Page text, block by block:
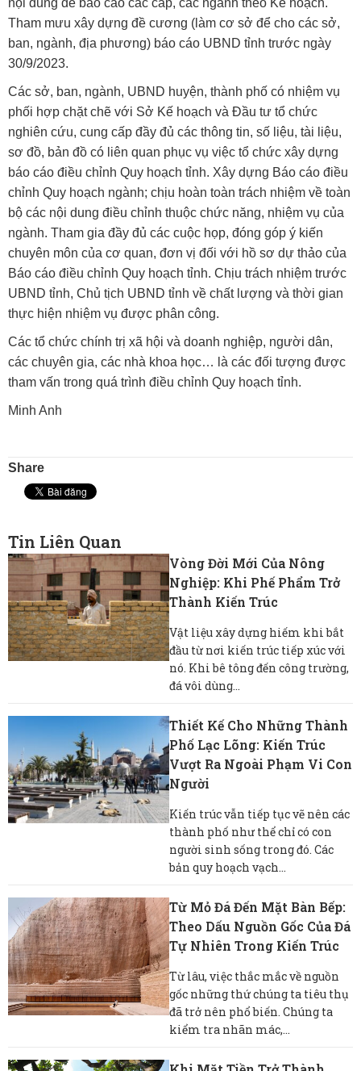
nội dung để báo cáo các cấp, các ngành theo Kế hoạch.
Tham mưu xây dựng đề cương (làm cơ sở để cho các sở,
ban, ngành, địa phương) báo cáo UBND tỉnh trước ngày
30/9/2023.
Các sở, ban, ngành, UBND huyện, thành phố có nhiệm vụ
phối hợp chặt chẽ với Sở Kế hoạch và Đầu tư tổ chức
nghiên cứu, cung cấp đầy đủ các thông tin, số liệu, tài liệu,
sơ đồ, bản đồ có liên quan phục vụ việc tổ chức xây dựng
báo cáo điều chỉnh Quy hoạch tỉnh. Xây dựng Báo cáo điều
chỉnh Quy hoạch ngành; chịu hoàn toàn trách nhiệm về toàn
bộ các nội dung điều chỉnh thuộc chức năng, nhiệm vụ của
ngành. Tham gia đầy đủ các cuộc họp, đóng góp ý kiến
chuyên môn của cơ quan, đơn vị đối với hồ sơ dự thảo của
Báo cáo điều chỉnh Quy hoạch tỉnh. Chịu trách nhiệm trước
UBND tỉnh, Chủ tịch UBND tỉnh về chất lượng và thời gian
thực hiện nhiệm vụ được phân công.
Các tổ chức chính trị xã hội và doanh nghiệp, người dân,
các chuyên gia, các nhà khoa học… là các đối tượng được
tham vấn trong quá trình điều chỉnh Quy hoạch tỉnh.
Minh Anh
Share
Tin Liên Quan
Vòng Đời Mới Của Nông
Nghiệp: Khi Phế Phẩm Trở
Thành Kiến Trúc
Vật liệu xây dựng hiếm khi bắt
đầu từ nơi kiến ​​trúc tiếp xúc với
nó. Khi bê tông đến công trường,
đá vôi dùng...
Thiết Kế Cho Những Thành
Phố Lạc Lõng: Kiến Trúc
Vượt Ra Ngoài Phạm Vi Con
Người
Kiến trúc vẫn tiếp tục vẽ nên các
thành phố như thể chỉ có con
người sinh sống trong đó. Các
bản quy hoạch vạch...
Từ Mỏ Đá Đến Mặt Bàn Bếp:
Theo Dấu Nguồn Gốc Của Đá
Tự Nhiên Trong Kiến ​​trúc
Từ lâu, việc thắc mắc về nguồn
gốc những thứ chúng ta tiêu thụ
đã trở nên phổ biến. Chúng ta
kiểm tra nhãn mác,...